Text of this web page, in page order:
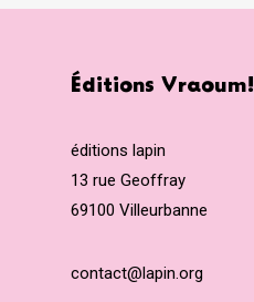
Éditions Vraoum!
éditions lapin
13 rue Geoffray
69100 Villeurbanne
contact@lapin.org